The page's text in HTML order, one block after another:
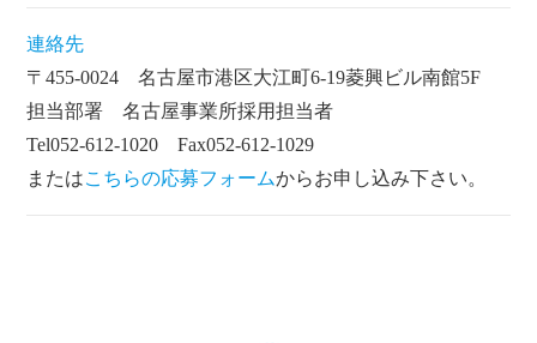
連絡先
〒455-0024 名古屋市港区大江町6-19菱興ビル南館5F
担当部署 名古屋事業所採用担当者
Tel052-612-1020 Fax052-612-1029
またはこちらの応募フォームからお申し込み下さい。